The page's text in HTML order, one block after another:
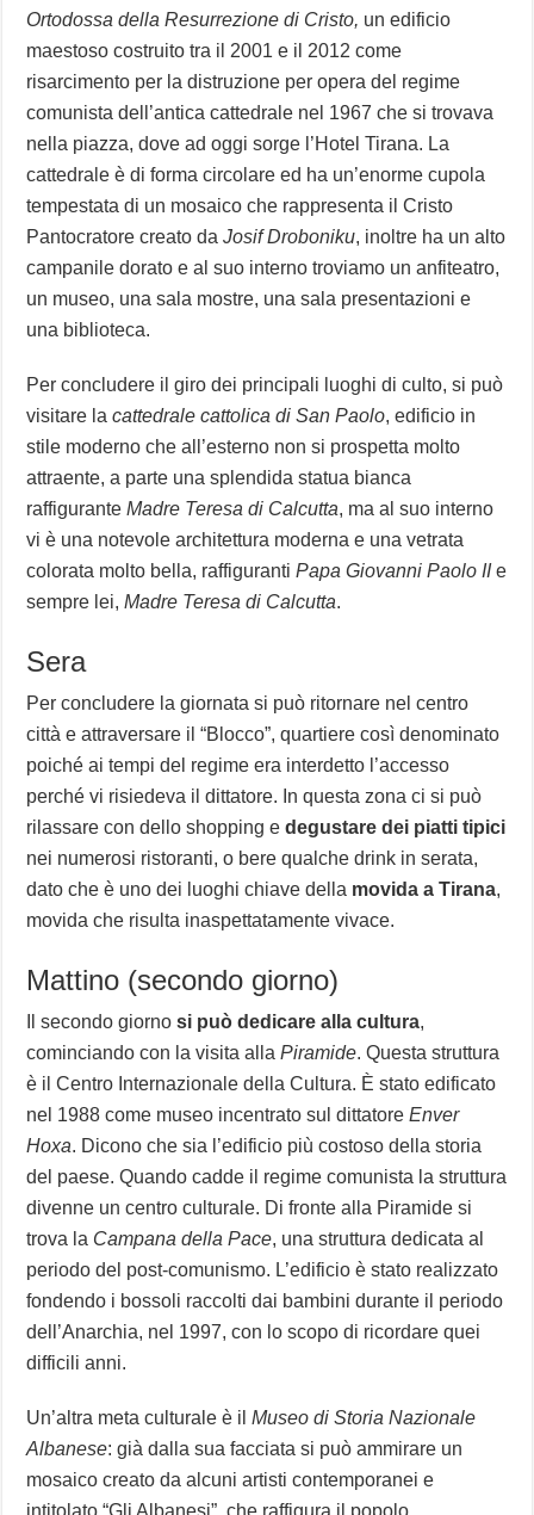
Ortodossa della Resurrezione di Cristo, un edificio
maestoso costruito tra il 2001 e il 2012 come
risarcimento per la distruzione per opera del regime
comunista dell’antica cattedrale nel 1967 che si trovava
nella piazza, dove ad oggi sorge l’Hotel Tirana. La
cattedrale è di forma circolare ed ha un’enorme cupola
tempestata di un mosaico che rappresenta il Cristo
Pantocratore creato daJosif Droboniku, inoltre ha un alto
campanile dorato e al suo interno troviamo un anfiteatro,
un museo, una sala mostre, una sala presentazioni e
una biblioteca.
Per concludere il giro dei principali luoghi di culto, si può
visitare lacattedrale cattolica di San Paolo, edificio in
stile moderno che all’esterno non si prospetta molto
attraente, a parte una splendida statua bianca
raffiguranteMadre Teresa di Calcutta, ma al suo interno
vi è una notevole architettura moderna e una vetrata
colorata molto bella, raffigurantiPapa Giovanni Paolo IIe
sempre lei,Madre Teresa di Calcutta.
Sera
Per concludere la giornata si può ritornare nel centro
città e attraversare il “Blocco”, quartiere così denominato
poiché ai tempi del regime era interdetto l’accesso
perché vi risiedeva il dittatore. In questa zona ci si può
rilassare con dello shopping edegustare dei piatti tipici
nei numerosi ristoranti, o bere qualche drink in serata,
dato che è uno dei luoghi chiave della movida a Tirana,
movida che risulta inaspettatamente vivace.
Mattino (secondo giorno)
Il secondo giornosi può dedicare alla cultura,
cominciando con la visita allaPiramide. Questa struttura
è il Centro Internazionale della Cultura. È stato edificato
nel 1988 come museo incentrato sul dittatoreEnver
Hoxa. Dicono che sia l’edificio più costoso della storia
del paese. Quando cadde il regime comunista la struttura
divenne un centro culturale. Di fronte alla Piramide si
trova la Campana della Pace, una struttura dedicata al
periodo del post-comunismo. L’edificio è stato realizzato
fondendo i bossoli raccolti dai bambini durante il periodo
dell’Anarchia, nel 1997, con lo scopo di ricordare quei
difficili anni.
Un’altra meta culturale è ilMuseo di Storia Nazionale
Albanese: già dalla sua facciata si può ammirare un
mosaico creato da alcuni artisti contemporanei e
intitolato “Gli Albanesi”, che raffigura il popolo